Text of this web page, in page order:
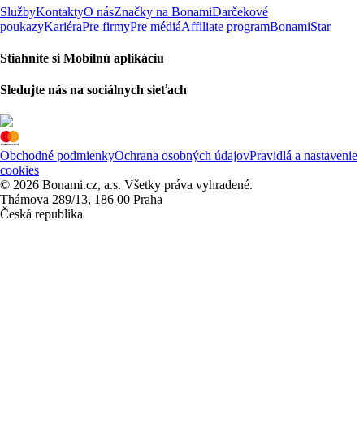
SlužbyKontaktyO násZnačky na BonamiDarčekové
poukazyKariéraPre firmyPre médiáAffiliate programBonamiStar
Stiahnite si Mobilnú aplikáciu
Sledujte nás na sociálnych sieťach
Obchodné podmienkyOchrana osobných údajovPravidlá a nastavenie
cookies
© 2026 Bonami.cz, a.s. Všetky práva vyhradené.
Thámova 289/13, 186 00 Praha
Česká republika